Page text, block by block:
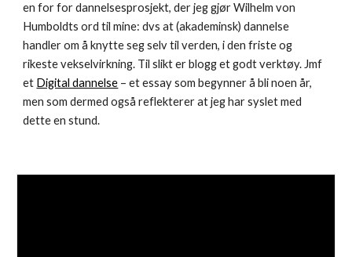
en for for dannelsesprosjekt, der jeg gjør Wilhelm von
Humboldts ord til mine: dvs at (akademinsk) dannelse
handler om å knytte seg selv til verden, i den friste og
rikeste vekselvirkning. Til slikt er blogg et godt verktøy. Jmf
et Digital dannelse – et essay som begynner å bli noen år,
men som dermed også reflekterer at jeg har syslet med
dette en stund.